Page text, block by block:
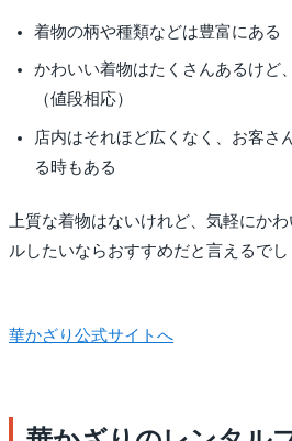
着物の柄や種類などは豊富にある
かわいい着物はたくさんあるけど
（値段相応）
店内はそれほど広くなく、お客さ
る時もある
上質な着物はないけれど、気軽にか
ルしたいならおすすめだと言えるでし
華かざり公式サイトへ